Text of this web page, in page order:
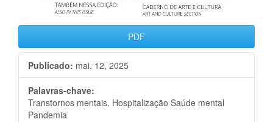
PDF
Publicado: mai. 12, 2025
Palavras-chave:
Transtornos mentais. Hospitalização Saúde mental
Pandemia